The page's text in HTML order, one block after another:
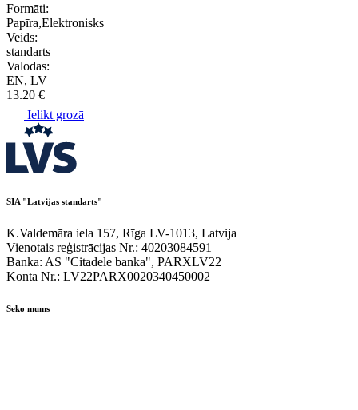
Formāti:
Papīra,Elektronisks
Veids:
standarts
Valodas:
EN, LV
13.20 €
Ielikt grozā
SIA "Latvijas standarts"
K.Valdemāra iela 157, Rīga LV-1013, Latvija
Vienotais reģistrācijas Nr.: 40203084591
Banka: AS "Citadele banka", PARXLV22
Konta Nr.: LV22PARX0020340450002
Seko mums